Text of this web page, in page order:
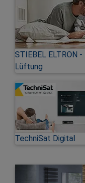
STIEBEL ELTRON -
Lüftung
TechniSat Digital